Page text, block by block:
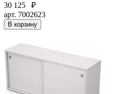
30 125
₽
арт. 7002623
В корзину